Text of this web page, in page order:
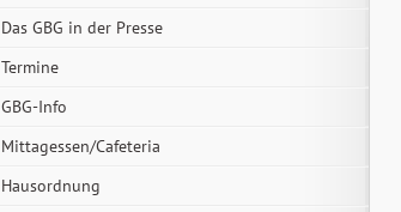
Das GBG in der Presse
Termine
GBG-Info
Mittagessen/Cafeteria
Hausordnung